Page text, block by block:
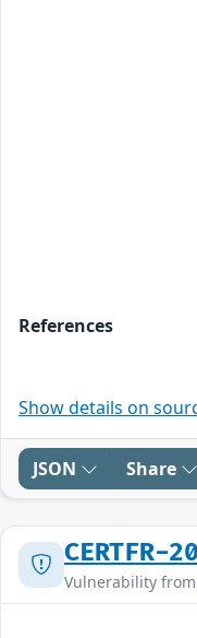
References
Show details on
JSON Share
CERTFR-
Vulnerability from